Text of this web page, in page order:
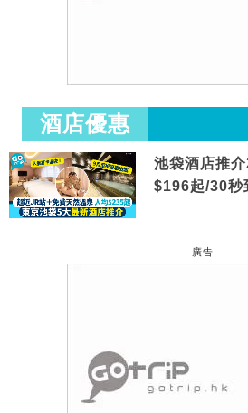
酒店優惠
池袋酒店推
$196起/30秒
廣告